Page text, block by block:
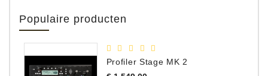
Populaire producten
Profiler Stage MK 2